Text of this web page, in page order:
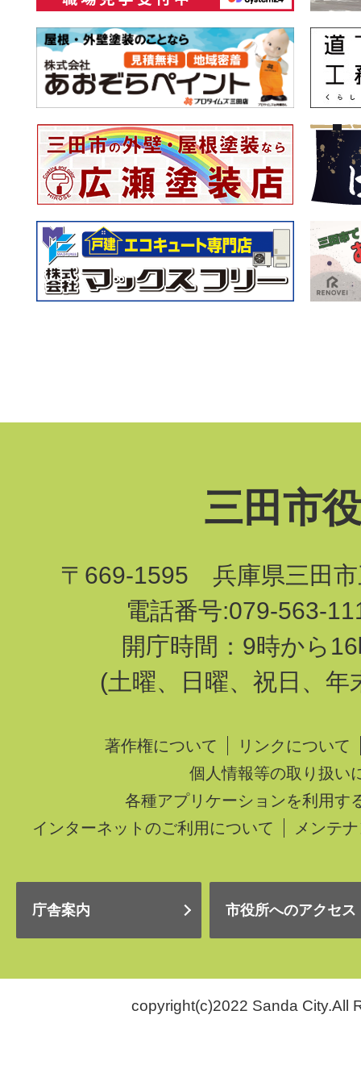
三田市
〒669-1595 兵庫県三田市
電話番号:079-563-
開庁時間：9時から
(土曜、日曜、祝日、年
著作権について
リンクについて
個人情報等の取り扱い
各種アプリケーションを利用す
インターネットのご利用について
メンテ
庁舎案内 市役所へのアクセス
copyright(c)2022 Sanda City.All